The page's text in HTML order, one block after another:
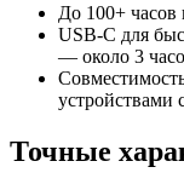
До 100+ часов
USB‑C для
— около 3
устройствами
Точные